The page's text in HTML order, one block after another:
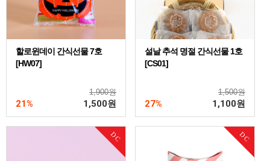
할로윈데이 간식선물 7호
[HW07]
1,900원
21% 1,500원
설날 추석 명절 간식선물 1호
[CS01]
1,500원
27% 1,100원
DC DC